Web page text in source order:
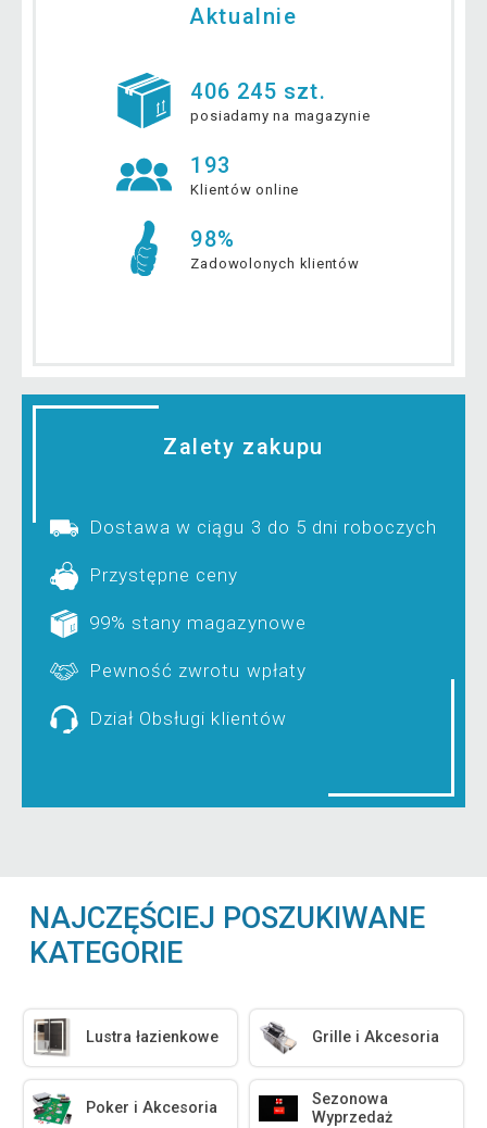
Aktualnie
406 245 szt.
posiadamy na magazynie
193
Klientów online
98%
Zadowolonych klientów
Zalety zakupu
Dostawa w ciągu 3 do 5 dni roboczych
Przystępne ceny
99% stany magazynowe
Pewność zwrotu wpłaty
Dział Obsługi klientów
NAJCZĘŚCIEJ POSZUKIWANE
KATEGORIE
Lustra łazienkowe Grille i Akcesoria
Poker i Akcesoria
Sezonowa
Wyprzedaż